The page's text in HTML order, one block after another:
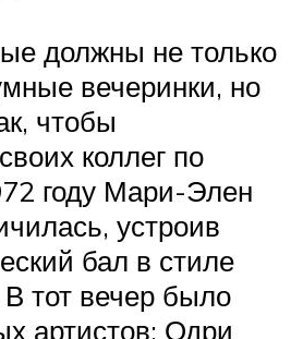
должны не только
вечеринки, но
чтобы
коллег по
году Мари-Элен
устроив
бал в стиле
тот вечер было
артистов: Одри